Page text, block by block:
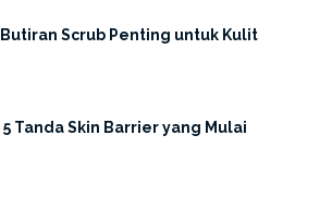
Scrub Penting untuk Kulit
Tanda Skin Barrier yang Mulai